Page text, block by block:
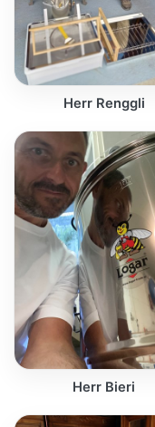
Herr Renggli
Herr Bieri